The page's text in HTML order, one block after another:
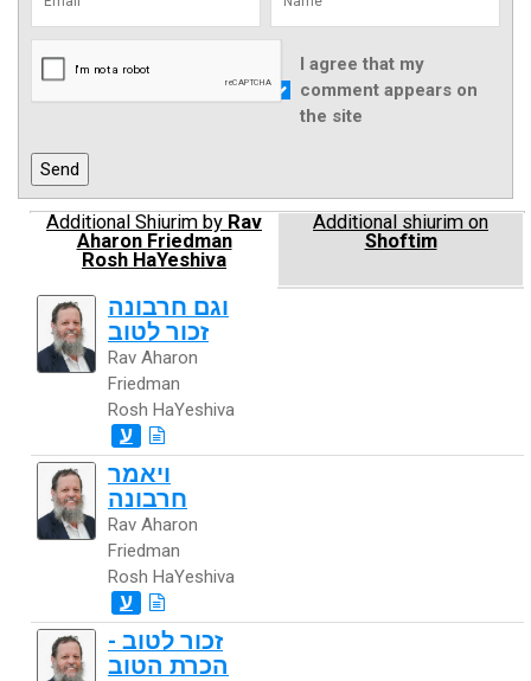
I agree that my
comment appears on
the site
Additional Shiurim by Rav
Aharon Friedman
Rosh HaYeshiva
Additional shiurim on
Shoftim
וגם חרבונה
זכור לטוב
Rav Aharon
Friedman
Rosh HaYeshiva
ע
ויאמר
חרבונה
Rav Aharon
Friedman
Rosh HaYeshiva
ע
זכור לטוב -
הכרת הטוב